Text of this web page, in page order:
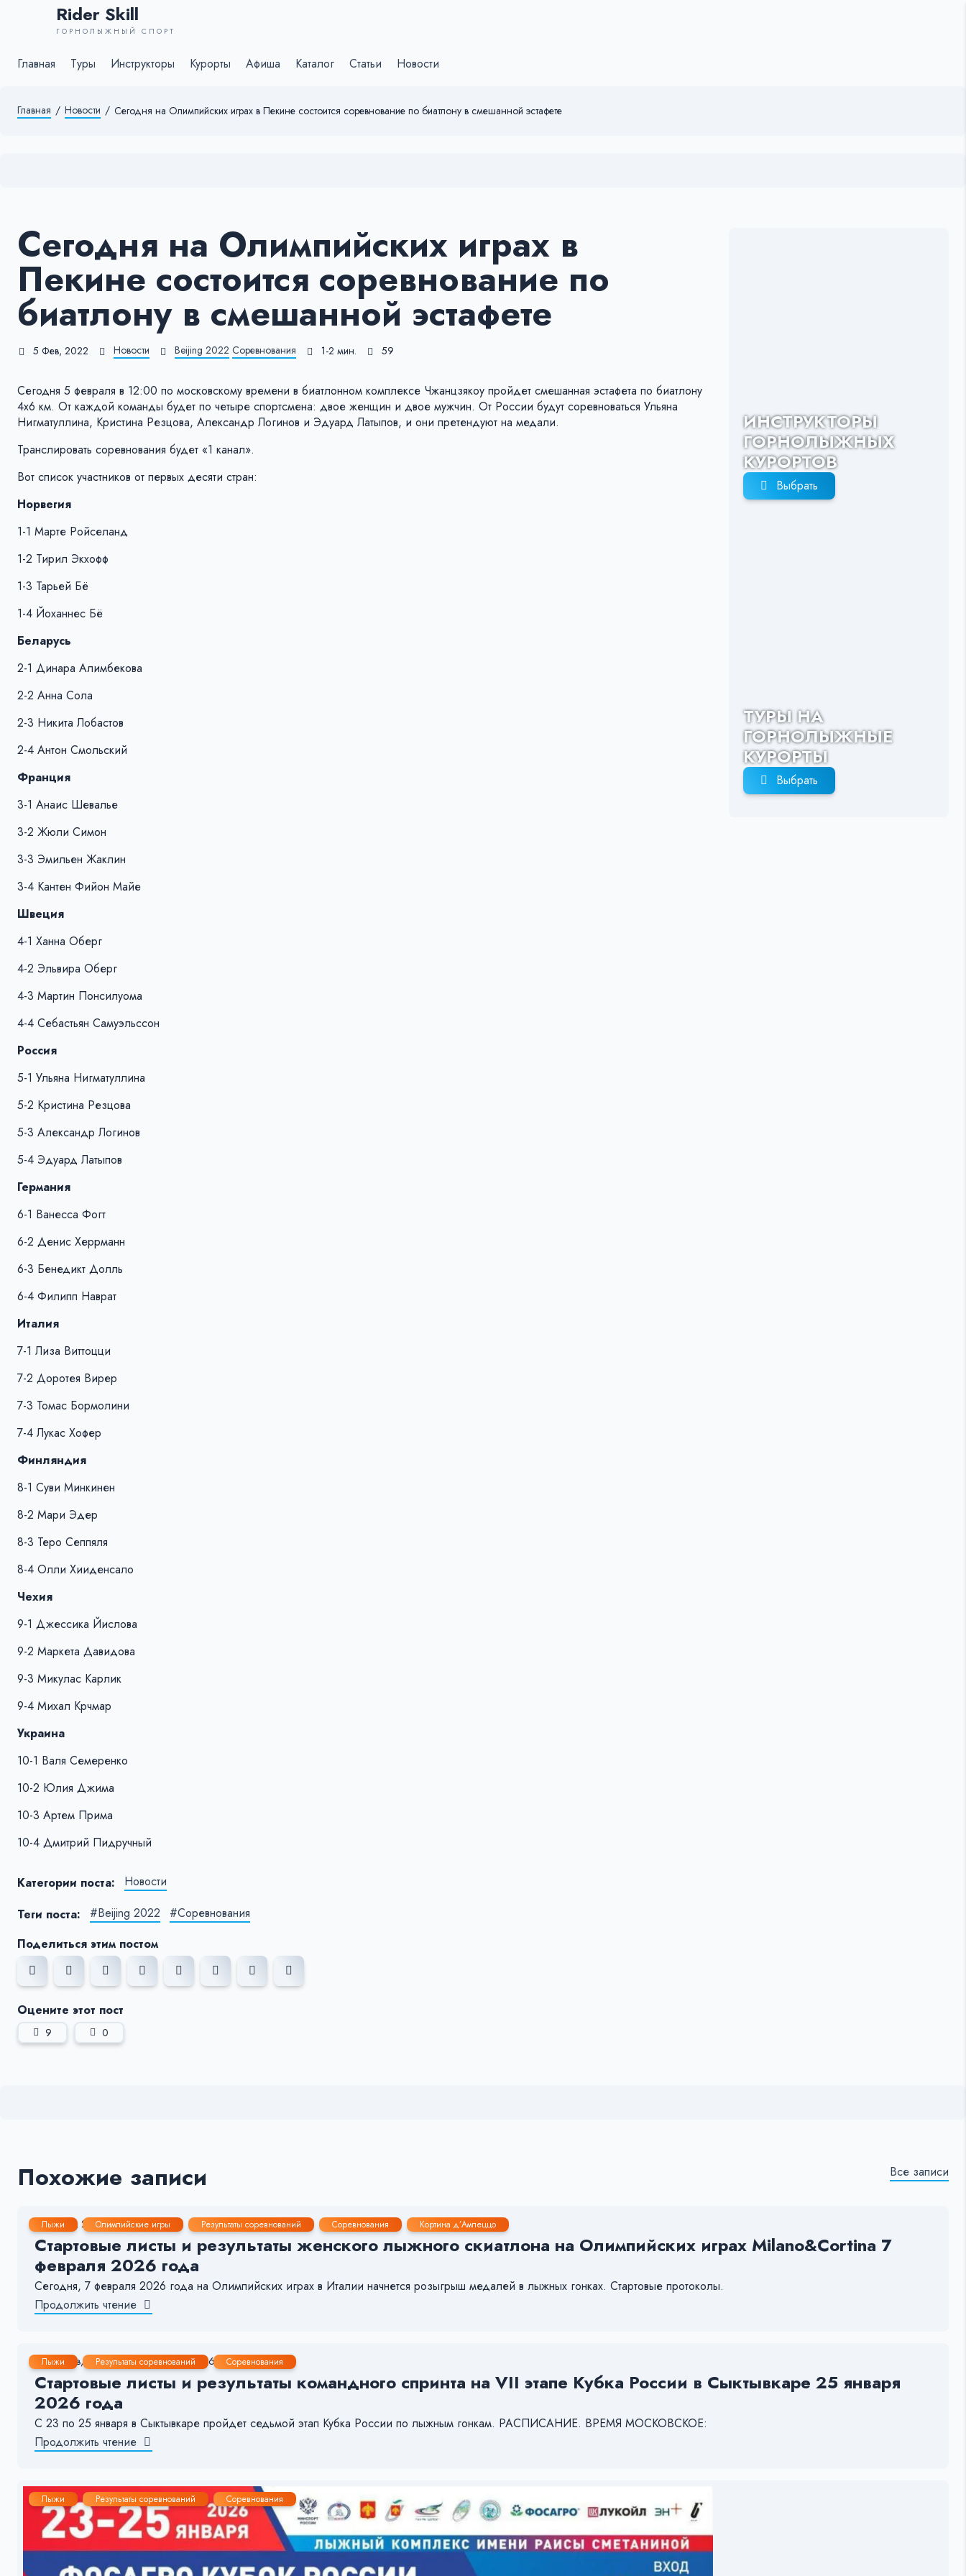
Rider Skill
ГОРНОЛЫЖНЫЙ СПОРТ
Главная Туры Инструкторы Курорты Афиша Каталог Статьи Новости
Главная / Новости / Сегодня на Олимпийских играх в Пекине состоится соревнование по биатлону в смешанной эстафете
Сегодня на Олимпийских играх в
Пекине состоится соревнование по
биатлону в смешанной эстафете
5 Фев, 2022 Новости Beijing 2022 Соревнования 1-2 мин. 59
Сегодня 5 февраля в 12:00 по московскому времени в биатлонном комплексе Чжанцзякоу пройдет смешанная эстафета по биатлону
4х6 км. От каждой команды будет по четыре спортсмена: двое женщин и двое мужчин. От России будут соревноваться Ульяна
Нигматуллина, Кристина Резцова, Александр Логинов и Эдуард Латыпов, и они претендуют на медали.
Транслировать соревнования будет «1 канал».
Вот список участников от первых десяти стран:
Норвегия
1-1 Марте Ройселанд
1-2 Тирил Экхофф
1-3 Тарьей Бё
1-4 Йоханнес Бё
Беларусь
2-1 Динара Алимбекова
2-2 Анна Сола
2-3 Никита Лобастов
2-4 Антон Смольский
Франция
3-1 Анаис Шевалье
3-2 Жюли Симон
3-3 Эмильен Жаклин
3-4 Кантен Фийон Майе
Швеция
4-1 Ханна Оберг
4-2 Эльвира Оберг
4-3 Мартин Понсилуома
4-4 Себастьян Самуэльссон
Россия
5-1 Ульяна Нигматуллина
5-2 Кристина Резцова
5-3 Александр Логинов
5-4 Эдуард Латыпов
Германия
6-1 Ванесса Фогт
6-2 Денис Херрманн
6-3 Бенедикт Долль
6-4 Филипп Наврат
Италия
7-1 Лиза Виттоцци
7-2 Доротея Вирер
7-3 Томас Бормолини
7-4 Лукас Хофер
Финляндия
8-1 Суви Минкинен
8-2 Мари Эдер
8-3 Теро Сеппяля
8-4 Олли Хииденсало
Чехия
9-1 Джессика Йислова
9-2 Маркета Давидова
9-3 Микулас Карлик
9-4 Михал Крчмар
Украина
10-1 Валя Семеренко
10-2 Юлия Джима
10-3 Артем Прима
10-4 Дмитрий Пидручный
Категории поста:
Новости
Теги поста:
#Beijing 2022
#Соревнования
Поделиться этим постом
Оцените этот пост
9 0
ИНСТРУКТОРЫ
ГОРНОЛЫЖНЫХ
КУРОРТОВ
Выбрать
ТУРЫ НА
ГОРНОЛЫЖНЫЕ
КУРОРТЫ
Выбрать
Похожие записи Все записи
Лыжи Олимпийские игры Результаты соревнований Соревнования Кортина д’Ампеццо
7 Фев, 2026 < 1 мин. 148 12
Стартовые листы и результаты женского лыжного скиатлона на Олимпийских играх Milano&Cortina 7
февраля 2026 года
Сегодня, 7 февраля 2026 года на Олимпийских играх в Италии начнется розыгрыш медалей в лыжных гонках. Стартовые протоколы.
Продолжить чтение
Лыжи Результаты соревнований Соревнования
25 Янв, 2026 1-2 мин. 296 14
Стартовые листы и результаты командного спринта на VII этапе Кубка России в Сыктывкаре 25 января
2026 года
С 23 по 25 января в Сыктывкаре пройдет седьмой этап Кубка России по лыжным гонкам. РАСПИСАНИЕ. ВРЕМЯ МОСКОВСКОЕ:
Продолжить чтение
Лыжи Результаты соревнований Соревнования